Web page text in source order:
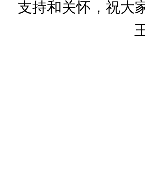
支持和关怀，祝
王